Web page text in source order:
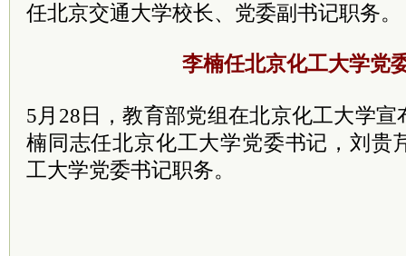
任北京交通大学校长、党委副书记职务。
李楠任北京化工大学党
5月28日，教育部党组在北京化工大学
楠同志任北京化工大学党委书记，刘贵
工大学党委书记职务。